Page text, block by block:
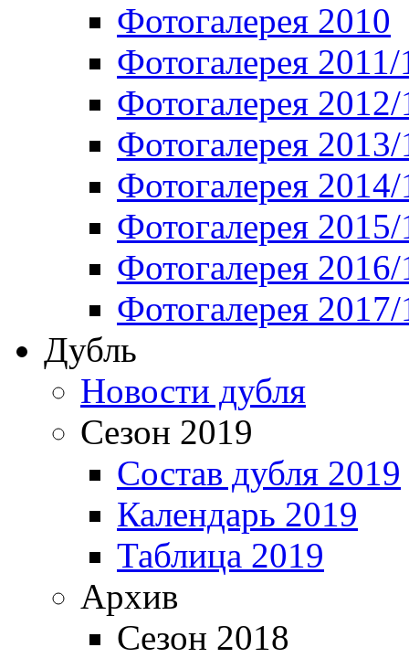
Фотогалерея 2010
Фотогалерея 2011/
Фотогалерея
Фотогалерея
Фотогалерея
Фотогалерея
Фотогалерея
Фотогалерея
Дубль
Новости дубля
Сезон 2019
Состав дубля 2019
Календарь 2019
Таблица 2019
Архив
Сезон 2018